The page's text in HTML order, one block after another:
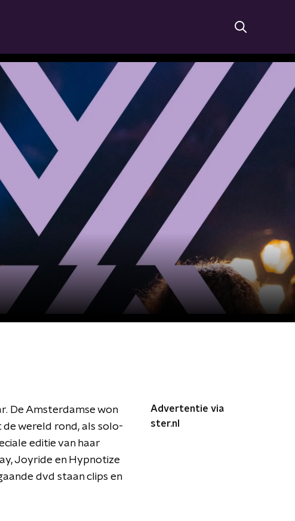
De Amsterdamse won
wereld rond, als solo-
editie van haar
Joyride en Hypnotize
dvd staan clips en
Advertentie via
ster.nl